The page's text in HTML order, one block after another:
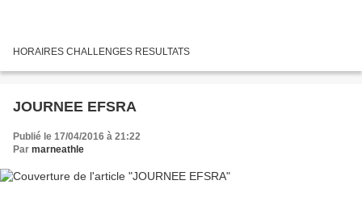
HORAIRES CHALLENGES RESULTATS
JOURNEE EFSRA
Publié le 17/04/2016 à 21:22
Par marneathle